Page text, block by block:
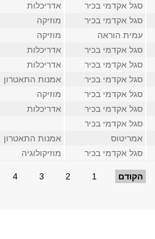
סגל אקדמי בכיר
אדריכלות
סגל אקדמי בכיר
מוזיקה
עמית הוראה
מוזיקה
סגל אקדמי בכיר
אדריכלות
סגל אקדמי בכיר אדריכלות
סגל אקדמי בכיר
אמנות התאטרון
סגל אקדמי בכיר
מוזיקה
סגל אקדמי בכיר אדריכלות
סגל אקדמי בכיר
אמריטוס
אמנות התאטרון
סגל אקדמי בכיר מוזיקולוגיה
הקודם 1
2
3
4